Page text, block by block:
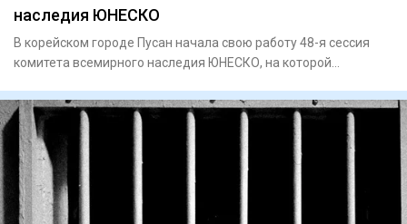
наследия ЮНЕСКО
В корейском городе Пусан начала свою работу 48-я сессия
комитета всемирного наследия ЮНЕСКО, на которой